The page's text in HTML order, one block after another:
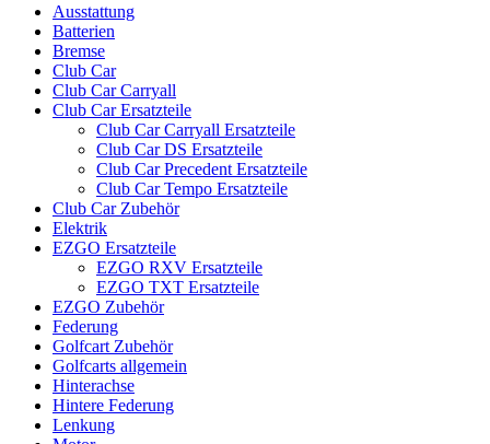
Ausstattung
Batterien
Bremse
Club Car
Club Car Carryall
Club Car Ersatzteile
Club Car Carryall Ersatzteile
Club Car DS Ersatzteile
Club Car Precedent Ersatzteile
Club Car Tempo Ersatzteile
Club Car Zubehör
Elektrik
EZGO Ersatzteile
EZGO RXV Ersatzteile
EZGO TXT Ersatzteile
EZGO Zubehör
Federung
Golfcart Zubehör
Golfcarts allgemein
Hinterachse
Hintere Federung
Lenkung